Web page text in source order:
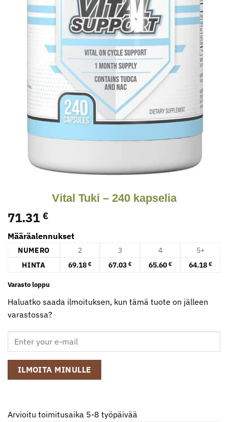
Vital Tuki – 240 kapselia
71.31 €
Määräalennukset
NUMERO 2 3 4
5+
HINTA
69.18 € 67.03 € 65.60 € 64.18 €
Varasto loppu
Haluatko saada ilmoituksen, kun tämä tuote on jälleen
varastossa?
ILMOITA MINULLE
Arvioitu toimitusaika 5-8 työpäivää